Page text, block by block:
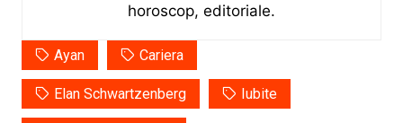
horoscop, editoriale.
Ayan Cariera
Elan Schwartzenberg Iubite